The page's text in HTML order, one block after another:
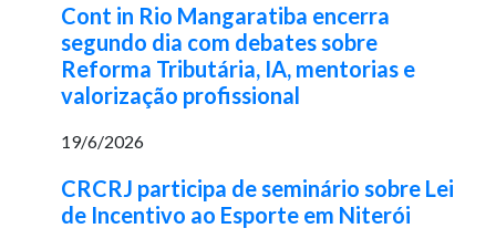
Cont in Rio Mangaratiba encerra
segundo dia com debates sobre
Reforma Tributária, IA, mentorias e
valorização profissional
19/6/2026
CRCRJ participa de seminário sobre Lei
de Incentivo ao Esporte em Niterói